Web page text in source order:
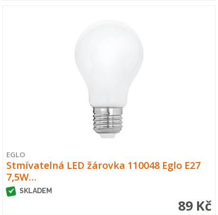
EGLO
Stmívatelná LED žárovka 110048 Eglo E27
7,5W…
SKLADEM
89 Kč